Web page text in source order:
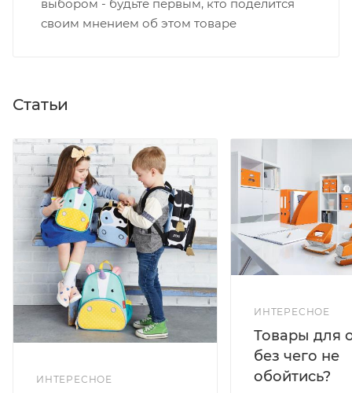
выбором - будьте первым, кто поделится
своим мнением об этом товаре
Статьи
ИНТЕРЕСНОЕ
ИНТЕРЕСНОЕ
Товары для
без чего не
обойтись?